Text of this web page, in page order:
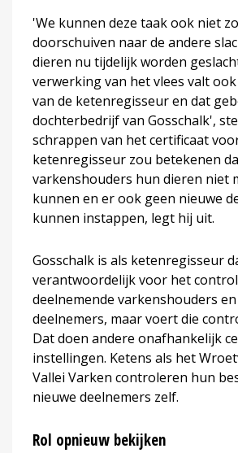
'We kunnen deze taak ook niet
doorschuiven naar de andere
dieren nu tijdelijk worden
verwerking van het vlees valt
van de ketenregisseur en dat
dochterbedrijf van Gosschalk',
schrappen van het certificaat
ketenregisseur zou betekenen
varkenshouders hun dieren niet
kunnen en er ook geen nieuwe
kunnen instappen, legt hij uit.
Gosschalk is als ketenregisseur
verantwoordelijk voor het
deelnemende varkenshouders
deelnemers, maar voert die
Dat doen andere onafhankelijk
instellingen. Ketens als het
Vallei Varken controleren hun
nieuwe deelnemers zelf.
Rol opnieuw bekijken